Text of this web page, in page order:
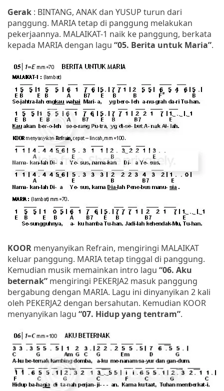
Gerak : BINTANG, ANAK dan YUSUP turun dari
panggung. MARIA tetap di panggung melakukan
pekerjaannya. MALAIKAT-1 naik ke panggung, berkata
kepada MARIA dengan lagu “05. Berita untuk Maria”.
KOOR menyanyikan Refrain, mengiringi MALAIKAT
keluar panggung. MARIA tetap tinggal di panggung.
Kemudian musik memainkan intro lagu “06. Aku
beternak” mengiringi PEKERJA2 masuk panggung
bergabung dengan MARIA. Lagu ini dinyanyikan 2 kali
oleh PEKERJA2 dengan bersahutan. Kemudian KOOR
menyanyikan lagu “07. Hidup yang tentram”.